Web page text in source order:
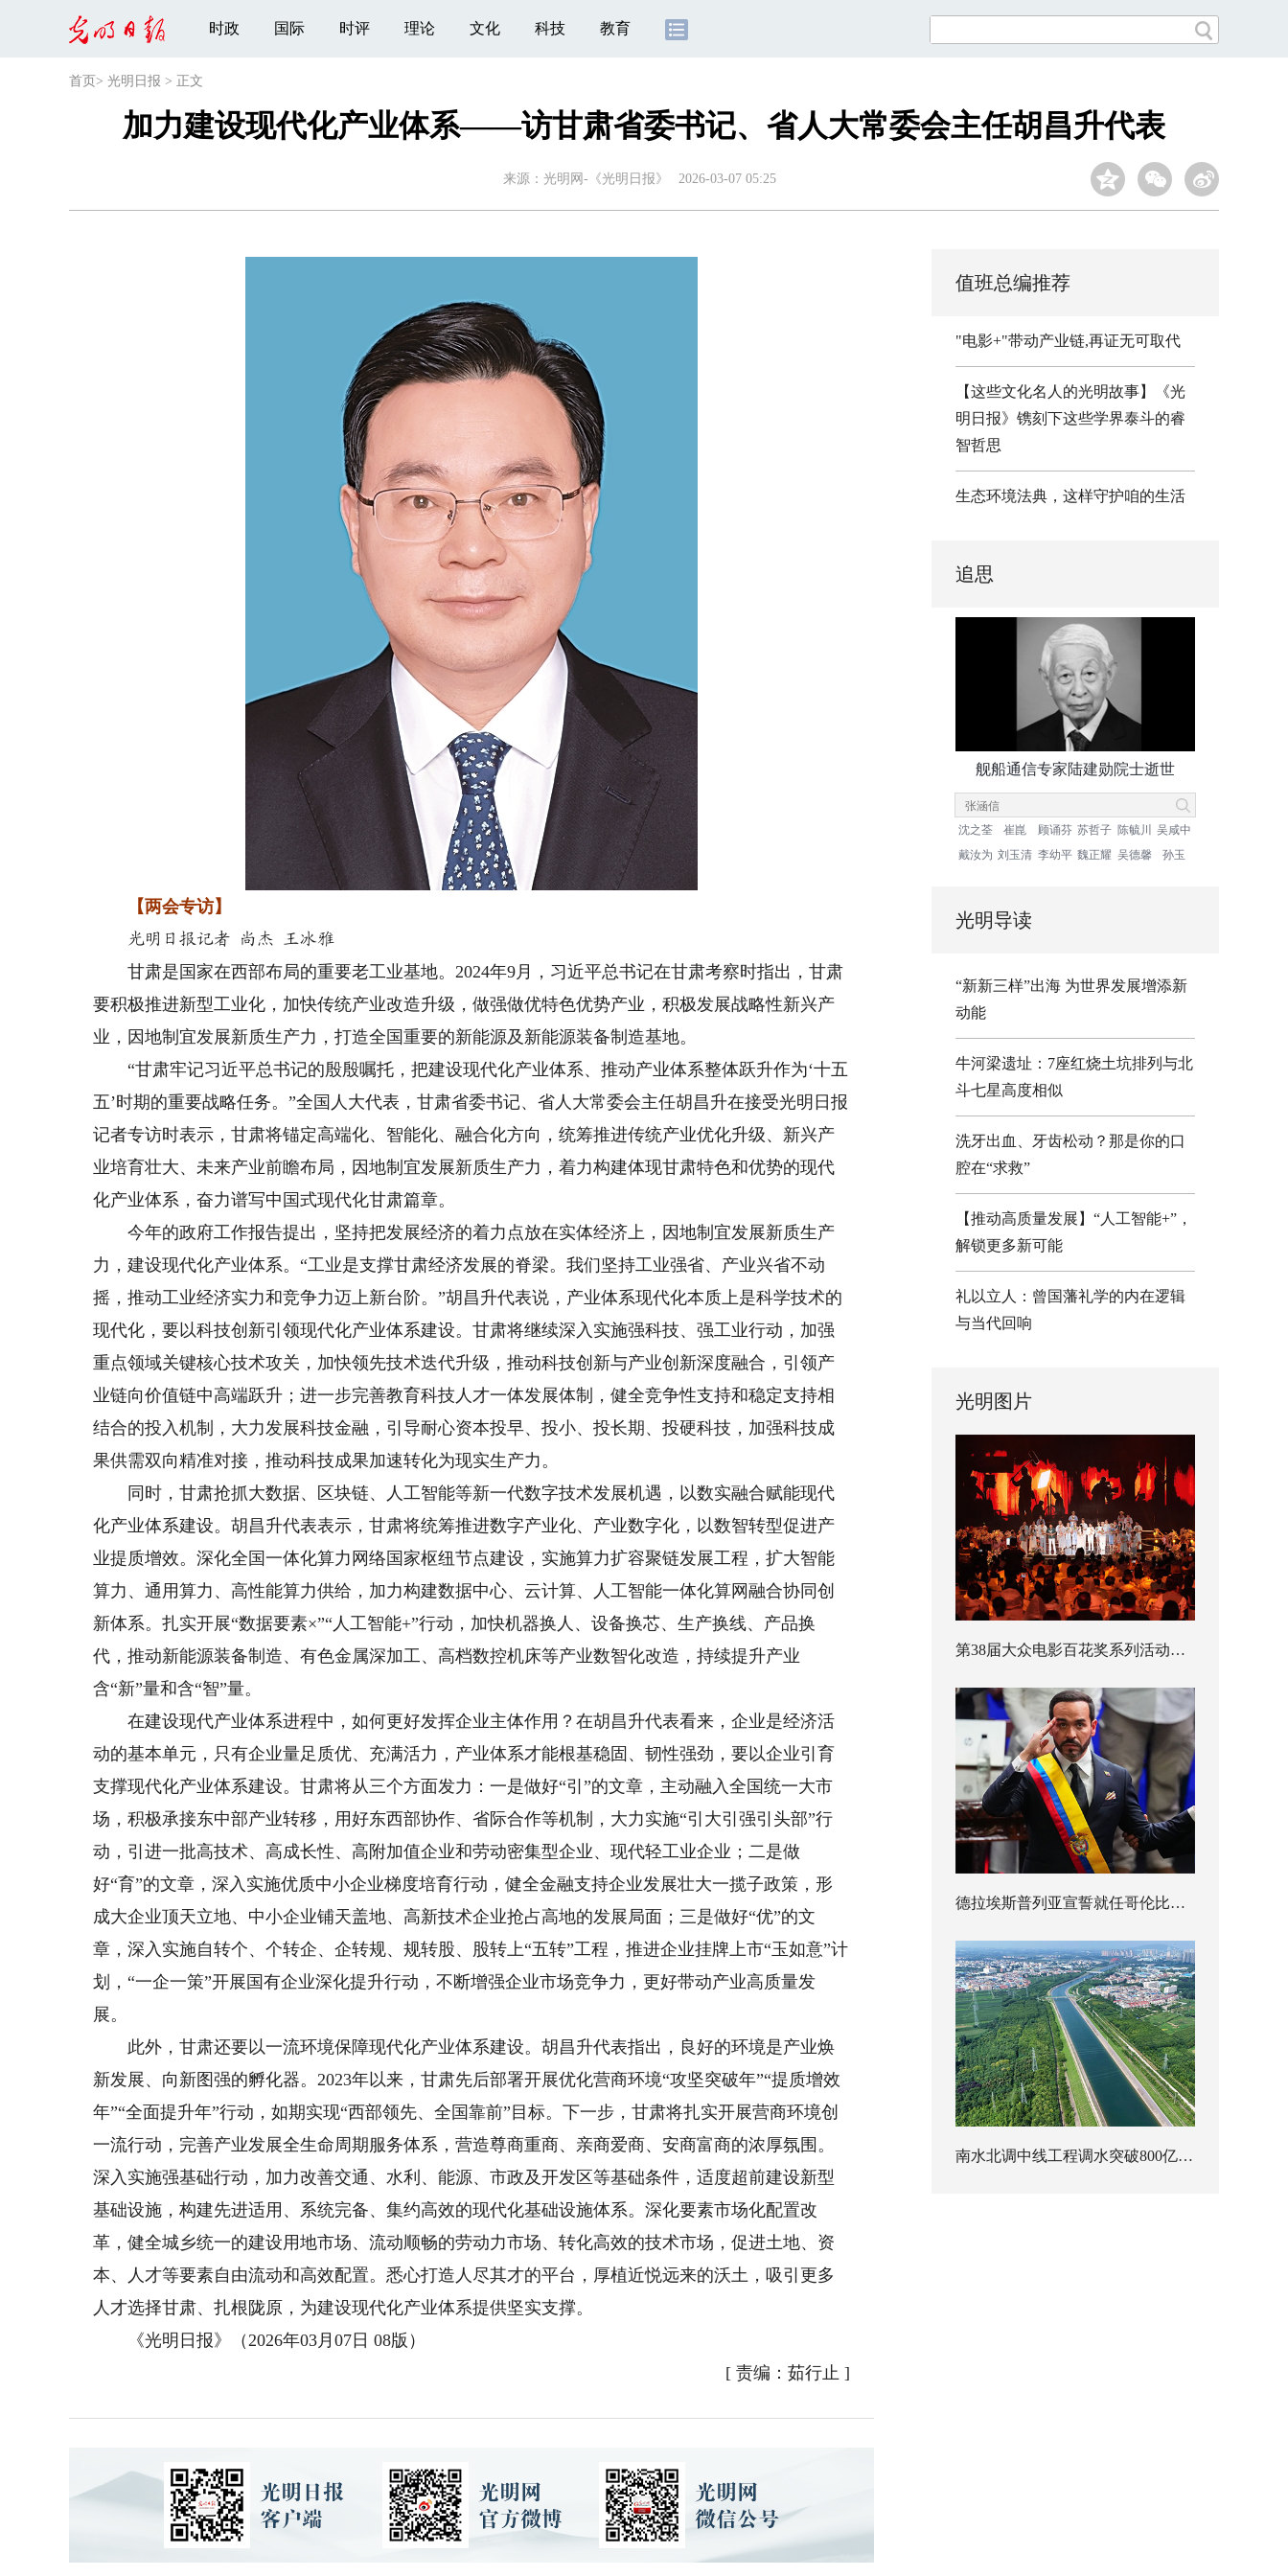
时政 国际 时评 理论 文化 科技 教育
首页 > 光明日报 > 正文
加力建设现代化产业体系——访甘肃省委书记、省人大常委会主任胡昌升代表
来源： 光明网-《光明日报》 2026-03-07 05:25
【两会专访】
光明日报记者 尚杰 王冰雅
甘肃是国家在西部布局的重要老工业基地。2024年9月，习近平总书记在甘肃考察时指出，甘肃
要积极推进新型工业化，加快传统产业改造升级，做强做优特色优势产业，积极发展战略性新兴产
业，因地制宜发展新质生产力，打造全国重要的新能源及新能源装备制造基地。
“甘肃牢记习近平总书记的殷殷嘱托，把建设现代化产业体系、推动产业体系整体跃升作为‘十五
五’时期的重要战略任务。”全国人大代表，甘肃省委书记、省人大常委会主任胡昌升在接受光明日报
记者专访时表示，甘肃将锚定高端化、智能化、融合化方向，统筹推进传统产业优化升级、新兴产
业培育壮大、未来产业前瞻布局，因地制宜发展新质生产力，着力构建体现甘肃特色和优势的现代
化产业体系，奋力谱写中国式现代化甘肃篇章。
今年的政府工作报告提出，坚持把发展经济的着力点放在实体经济上，因地制宜发展新质生产
力，建设现代化产业体系。“工业是支撑甘肃经济发展的脊梁。我们坚持工业强省、产业兴省不动
摇，推动工业经济实力和竞争力迈上新台阶。”胡昌升代表说，产业体系现代化本质上是科学技术的
现代化，要以科技创新引领现代化产业体系建设。甘肃将继续深入实施强科技、强工业行动，加强
重点领域关键核心技术攻关，加快领先技术迭代升级，推动科技创新与产业创新深度融合，引领产
业链向价值链中高端跃升；进一步完善教育科技人才一体发展体制，健全竞争性支持和稳定支持相
结合的投入机制，大力发展科技金融，引导耐心资本投早、投小、投长期、投硬科技，加强科技成
果供需双向精准对接，推动科技成果加速转化为现实生产力。
同时，甘肃抢抓大数据、区块链、人工智能等新一代数字技术发展机遇，以数实融合赋能现代
化产业体系建设。胡昌升代表表示，甘肃将统筹推进数字产业化、产业数字化，以数智转型促进产
业提质增效。深化全国一体化算力网络国家枢纽节点建设，实施算力扩容聚链发展工程，扩大智能
算力、通用算力、高性能算力供给，加力构建数据中心、云计算、人工智能一体化算网融合协同创
新体系。扎实开展“数据要素×”“人工智能+”行动，加快机器换人、设备换芯、生产换线、产品换
代，推动新能源装备制造、有色金属深加工、高档数控机床等产业数智化改造，持续提升产业
含“新”量和含“智”量。
在建设现代产业体系进程中，如何更好发挥企业主体作用？在胡昌升代表看来，企业是经济活
动的基本单元，只有企业量足质优、充满活力，产业体系才能根基稳固、韧性强劲，要以企业引育
支撑现代化产业体系建设。甘肃将从三个方面发力：一是做好“引”的文章，主动融入全国统一大市
场，积极承接东中部产业转移，用好东西部协作、省际合作等机制，大力实施“引大引强引头部”行
动，引进一批高技术、高成长性、高附加值企业和劳动密集型企业、现代轻工业企业；二是做
好“育”的文章，深入实施优质中小企业梯度培育行动，健全金融支持企业发展壮大一揽子政策，形
成大企业顶天立地、中小企业铺天盖地、高新技术企业抢占高地的发展局面；三是做好“优”的文
章，深入实施自转个、个转企、企转规、规转股、股转上“五转”工程，推进企业挂牌上市“玉如意”计
划，“一企一策”开展国有企业深化提升行动，不断增强企业市场竞争力，更好带动产业高质量发
展。
此外，甘肃还要以一流环境保障现代化产业体系建设。胡昌升代表指出，良好的环境是产业焕
新发展、向新图强的孵化器。2023年以来，甘肃先后部署开展优化营商环境“攻坚突破年”“提质增效
年”“全面提升年”行动，如期实现“西部领先、全国靠前”目标。下一步，甘肃将扎实开展营商环境创
一流行动，完善产业发展全生命周期服务体系，营造尊商重商、亲商爱商、安商富商的浓厚氛围。
深入实施强基础行动，加力改善交通、水利、能源、市政及开发区等基础条件，适度超前建设新型
基础设施，构建先进适用、系统完备、集约高效的现代化基础设施体系。深化要素市场化配置改
革，健全城乡统一的建设用地市场、流动顺畅的劳动力市场、转化高效的技术市场，促进土地、资
本、人才等要素自由流动和高效配置。悉心打造人尽其才的平台，厚植近悦远来的沃土，吸引更多
人才选择甘肃、扎根陇原，为建设现代化产业体系提供坚实支撑。
《光明日报》（2026年03月07日 08版）
[ 责编：茹行止 ]
值班总编推荐
"电影+"带动产业链,再证无可取代
【这些文化名人的光明故事】《光
明日报》镌刻下这些学界泰斗的睿
智哲思
生态环境法典，这样守护咱的生活
追思
舰船通信专家陆建勋院士逝世
沈之荃 崔崑 顾诵芬 苏哲子 陈毓川
吴咸中
戴汝为 刘玉清 李幼平 魏正耀 吴德馨 孙玉
光明导读
“新新三样”出海 为世界发展增添新
动能
牛河梁遗址：7座红烧土坑排列与北
斗七星高度相似
洗牙出血、牙齿松动？那是你的口
腔在“求救”
【推动高质量发展】“人工智能+”，
解锁更多新可能
礼以立人：曾国藩礼学的内在逻辑
与当代回响
光明图片
第38届大众电影百花奖系列活动开幕
德拉埃斯普列亚宣誓就任哥伦比亚总统
南水北调中线工程调水突破800亿立方米